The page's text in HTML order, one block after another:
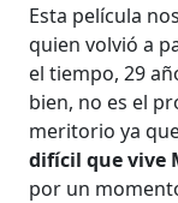
Esta película
quien volvió a
el tiempo, 29
bien, no es el
meritorio ya
difícil que vive
por un